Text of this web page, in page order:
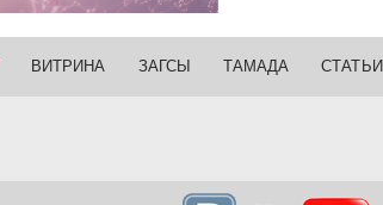
ВИТРИНА ЗАГСЫ ТАМАДА СТАТЬИ